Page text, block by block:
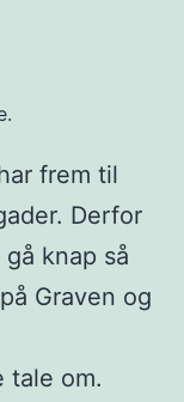
frem til
Derfor
knap så
Graven og
tale om.